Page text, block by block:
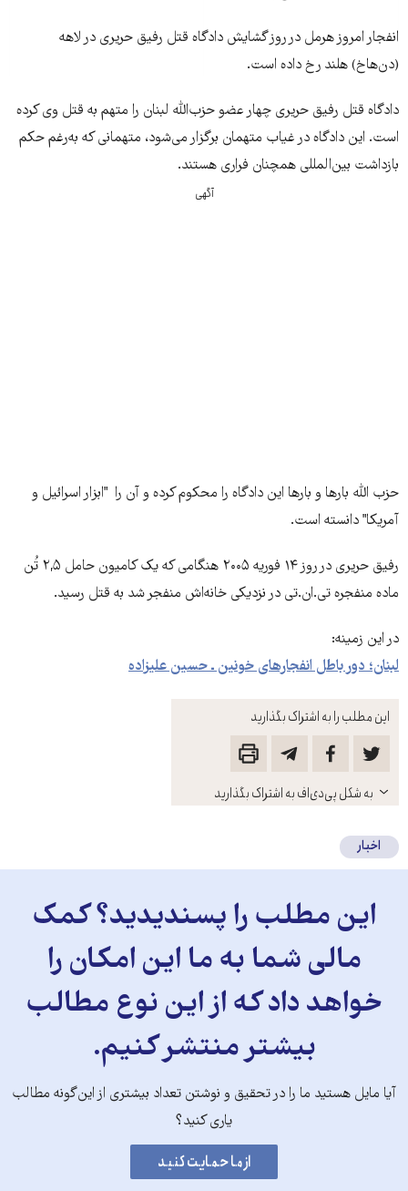
این مطلب را به اشتراک بگذارید
باز
کنید
به شکل پی‌دی‌اف به اشتراک بگذارید
انفجار امروز هرمل در روز گشايش دادگاه قتل رفيق حريری در لاهه
(دن‌هاخ) هلند رخ داده است.
دادگاه قتل رفيق حريری چهار عضو حزب‌الله لبنان را متهم به قتل وی کرده
است. اين دادگاه در غياب متهمان برگزار می‌شود، متهمانی که به‌رغم حکم
بازداشت بين‌المللی همچنان فراری هستند.
آگهی
حزب الله بارها و بارها اين دادگاه را محکوم کرده و آن را "ابزار اسرائیل و
آمریکا" دانسته است.
رفيق حريری در روز ۱۴ فوريه ۲۰۰۵ هنگامی که يک کاميون حامل ۲,۵ تُن
ماده منفجره تی‌.ان.‌تی در نزديکی خانه‌اش منفجر شد به قتل رسيد.
در اين زمينه:
لبنان؛ دور باطل انفجارهای خونین ـ حسین علیزاده
اخبار
این مطلب را پسندیدید؟ کمک
مالی شما به ما این امکان را
خواهد داد که از این نوع مطالب
بیشتر منتشر کنیم.
آیا مایل هستید ما را در تحقیق و نوشتن تعداد بیشتری از این‌گونه مطالب
یاری کنید؟